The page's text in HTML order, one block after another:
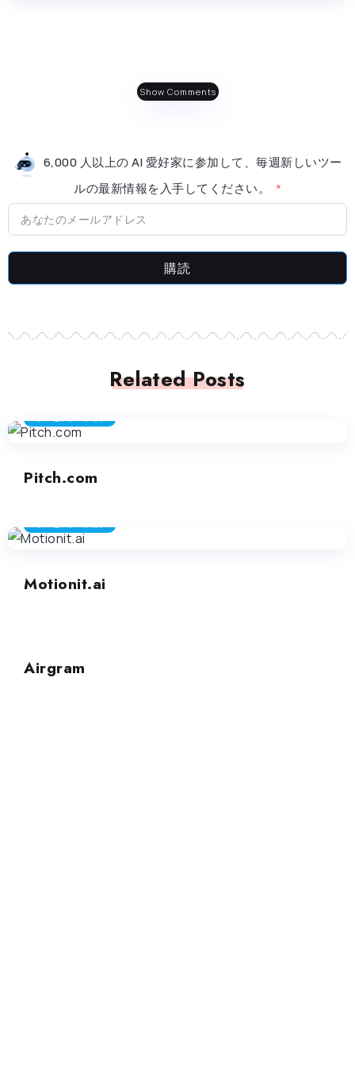
Show Comments
6,000 人以上の AI 愛好家に参加して、毎週新しいツー
ルの最新情​​報を入手してください。
購読
Related Posts
Pitch.com
Motionit.ai
Airgram